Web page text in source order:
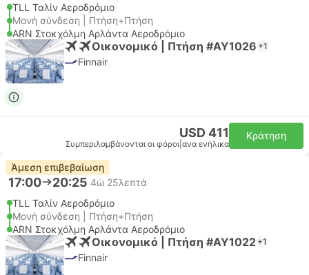
TLL Ταλίν Αεροδρόμιο
Μονή σύνδεση | Πτήση+Πτήση
ARN Στοκχόλμη Αρλάντα Αεροδρόμιο
Οικονομικό | Πτήση #AY1026 +1
Finnair
USD 411
Συμπεριλαμβάνονται οι φόροι ανα ενήλικα
Κράτηση
Άμεση επιβεβαίωση
17:00 20:25 4ώ 25λεπτά
TLL Ταλίν Αεροδρόμιο
Μονή σύνδεση | Πτήση+Πτήση
ARN Στοκχόλμη Αρλάντα Αεροδρόμιο
Οικονομικό | Πτήση #AY1022 +1
Finnair